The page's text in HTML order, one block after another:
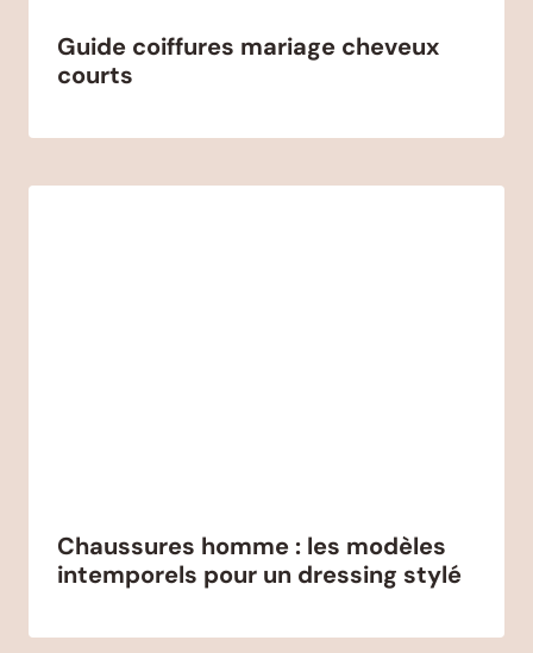
Guide coiffures mariage cheveux
courts
Chaussures homme : les modèles
intemporels pour un dressing stylé